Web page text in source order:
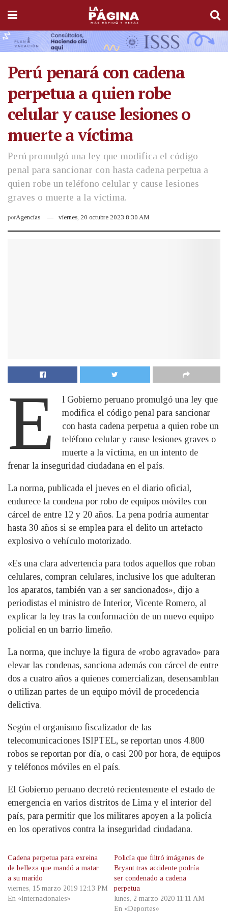
Perú penará con cadena
perpetua a quien robe
celular y cause lesiones o
muerte a víctima
Perú promulgó una ley que modifica el código
penal para sancionar con hasta cadena perpetua a
quien robe un teléfono celular y cause lesiones
graves o muerte a la víctima.
porAgencias viernes, 20 octubre 2023 8:30 AM
E
l Gobierno peruano promulgó una ley que
modifica el código penal para sancionar
con hasta cadena perpetua a quien robe un
teléfono celular y cause lesiones graves o
muerte a la víctima, en un intento de
frenar la inseguridad ciudadana en el país.
La norma, publicada el jueves en el diario oficial,
endurece la condena por robo de equipos móviles con
cárcel de entre 12 y 20 años. La pena podría aumentar
hasta 30 años si se emplea para el delito un artefacto
explosivo o vehículo motorizado.
«Es una clara advertencia para todos aquellos que roban
celulares, compran celulares, inclusive los que adulteran
los aparatos, también van a ser sancionados», dijo a
periodistas el ministro de Interior, Vicente Romero, al
explicar la ley tras la conformación de un nuevo equipo
policial en un barrio limeño.
La norma, que incluye la figura de «robo agravado» para
elevar las condenas, sanciona además con cárcel de entre
dos a cuatro años a quienes comercializan, desensamblan
o utilizan partes de un equipo móvil de procedencia
delictiva.
Según el organismo fiscalizador de las
telecomunicaciones ISIPTEL, se reportan unos 4.800
robos se reportan por día, o casi 200 por hora, de equipos
y teléfonos móviles en el país.
El Gobierno peruano decretó recientemente el estado de
emergencia en varios distritos de Lima y el interior del
país, para permitir que los militares apoyen a la policía
en los operativos contra la inseguridad ciudadana.
Cadena perpetua para exreina
de belleza que mandó a matar
a su marido
viernes, 15 marzo 2019 12:13 PM
En «Internacionales»
Policía que filtró imágenes de
Bryant tras accidente podría
ser condenado a cadena
perpetua
lunes, 2 marzo 2020 11:11 AM
En «Deportes»